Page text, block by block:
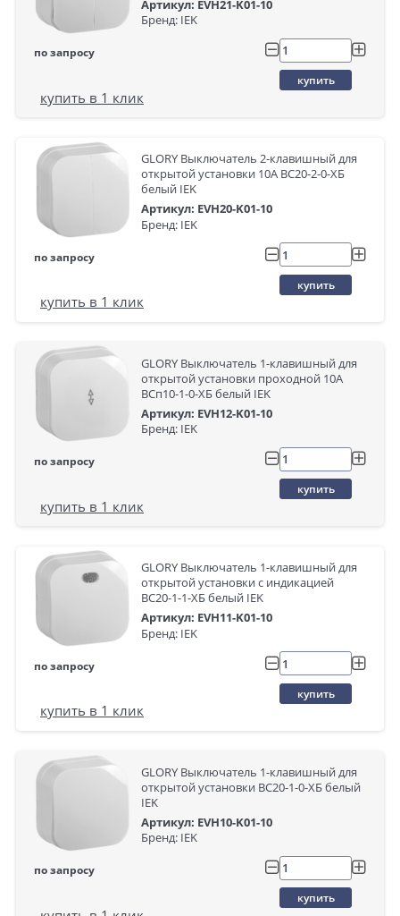
Артикул: EVH21-K01-10
Бренд: IEK
по запросу
купить
купить в 1 клик
GLORY Выключатель 2-клавишный для
открытой установки 10А ВС20-2-0-ХБ
белый IEK
Артикул: EVH20-K01-10
Бренд: IEK
по запросу
купить
купить в 1 клик
GLORY Выключатель 1-клавишный для
открытой установки проходной 10А
ВСп10-1-0-ХБ белый IEK
Артикул: EVH12-K01-10
Бренд: IEK
по запросу
купить
купить в 1 клик
GLORY Выключатель 1-клавишный для
открытой установки с индикацией
ВС20-1-1-ХБ белый IEK
Артикул: EVH11-K01-10
Бренд: IEK
по запросу
купить
купить в 1 клик
GLORY Выключатель 1-клавишный для
открытой установки ВС20-1-0-ХБ белый
IEK
Артикул: EVH10-K01-10
Бренд: IEK
по запросу
купить